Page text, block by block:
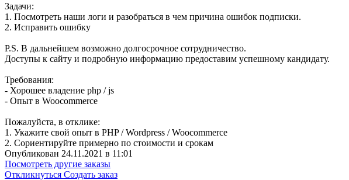
Задачи:
1. Посмотреть наши логи и разобраться в чем причина ошибок подписки.
2. Исправить ошибку
P.S. В дальнейшем возможно долгосрочное сотрудничество.
Доступы к сайту и подробную информацию предоставим успешному кандидату.
Требования:
- Хорошее владение php / js
- Опыт в Woocommerce
Пожалуйста, в отклике:
1. Укажите свой опыт в PHP / Wordpress / Woocommerce
2. Сориентируйте примерно по стоимости и срокам
Опубликован 24.11.2021 в 11:01
Посмотреть другие заказы
Откликнуться Создать заказ